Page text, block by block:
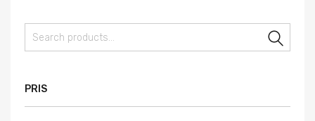
PRIS